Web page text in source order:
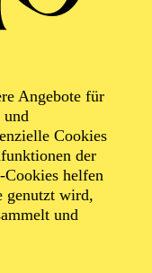
Angebote für
und
Cookies
der
helfen
genutzt wird,
und
du